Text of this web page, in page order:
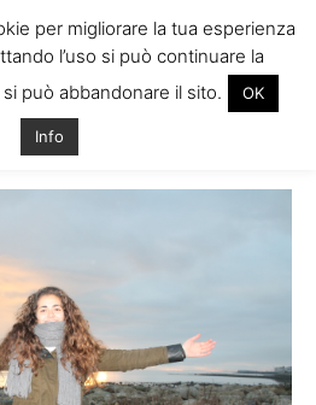
per migliorare la tua esperienza
l’uso si può continuare la
può abbandonare il sito.
OK
Info